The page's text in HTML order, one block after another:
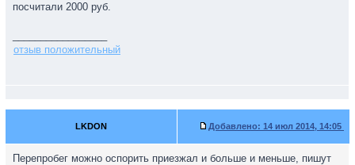
посчитали 2000 руб.
отзыв положительный
LKDON Добавлено: 14 июл 2014, 14:05
Перепробег можно оспорить приезжал и больше и меньше, пишут